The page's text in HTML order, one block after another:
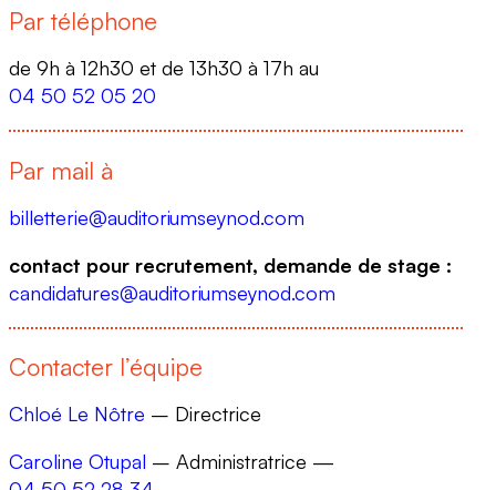
Par téléphone
de 9h à 12h30 et de 13h30 à 17h au
04 50 52 05 20
Par mail à
billetterie@auditoriumseynod.com
contact pour recrutement, demande de stage :
candidatures@auditoriumseynod.com
Contacter l’équipe
Chloé Le Nôtre – Directrice
Caroline Otupal – Administratrice —